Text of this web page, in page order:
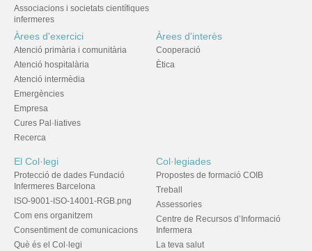
Associacions i societats científiques
infermeres
Àrees d'exercici
Atenció primària i comunitària
Atenció hospitalària
Atenció intermèdia
Emergències
Empresa
Cures Pal·liatives
Recerca
Àrees d'interès
Cooperació
Ètica
El Col·legi
Protecció de dades Fundació
Infermeres Barcelona
ISO-9001-ISO-14001-RGB.png
Com ens organitzem
Consentiment de comunicacions
Què és el Col·legi
Col·legiades
Propostes de formació COIB
Treball
Assessories
Centre de Recursos d’Informació
Infermera
La teva salut